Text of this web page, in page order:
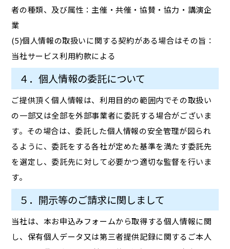
者の種類、及び属性：主催・共催・協賛・協力・講演企
業
(5)個人情報の取扱いに関する契約がある場合はその旨：
当社サービス利用約款による
４．個人情報の委託について
ご提供頂く個人情報は、利用目的の範囲内でその取扱い
の一部又は全部を外部事業者に委託する場合がございま
す。その場合は、委託した個人情報の安全管理が図られ
るように、委託をする各社が定めた基準を満たす委託先
を選定し、委託先に対して必要かつ適切な監督を行いま
す。
５．開示等のご請求に関しまして
当社は、本お申込みフォームから取得する個人情報に関
し、保有個人データ又は第三者提供記録に関するご本人